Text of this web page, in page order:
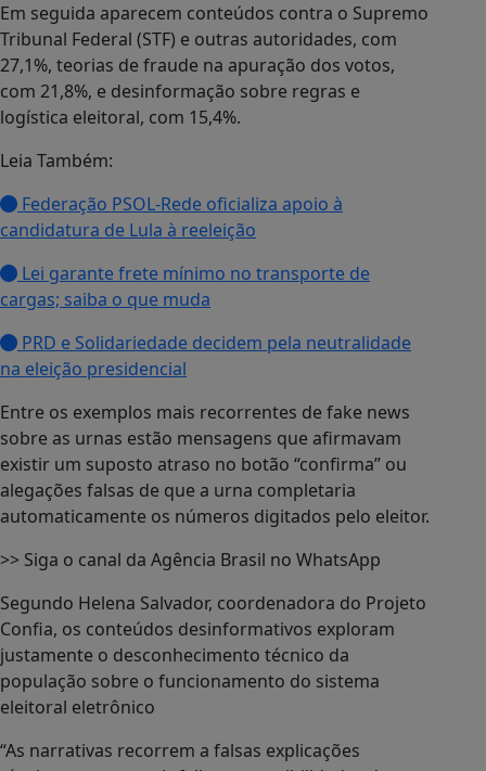
Em seguida aparecem conteúdos contra o Supremo
Tribunal Federal (STF) e outras autoridades, com
27,1%, teorias de fraude na apuração dos votos,
com 21,8%, e desinformação sobre regras e
logística eleitoral, com 15,4%.
Leia Também:
Federação PSOL-Rede oficializa apoio à
candidatura de Lula à reeleição
Lei garante frete mínimo no transporte de
cargas; saiba o que muda
PRD e Solidariedade decidem pela neutralidade
na eleição presidencial
Entre os exemplos mais recorrentes de fake news
sobre as urnas estão mensagens que afirmavam
existir um suposto atraso no botão “confirma” ou
alegações falsas de que a urna completaria
automaticamente os números digitados pelo eleitor.
>> Siga o canal da Agência Brasil no WhatsApp
Segundo Helena Salvador, coordenadora do Projeto
Confia, os conteúdos desinformativos exploram
justamente o desconhecimento técnico da
população sobre o funcionamento do sistema
eleitoral eletrônico
“As narrativas recorrem a falsas explicações